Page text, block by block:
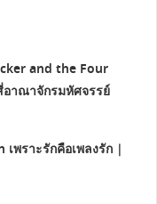
and the Four
าณาจักรมหัศจรรย์
พราะรักคือเพลงรัก |